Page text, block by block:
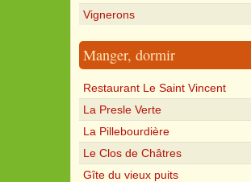
Vignerons
Manger, dormir
Restaurant Le Saint Vincent
La Presle Verte
La Pillebourdière
Le Clos de Châtres
Gîte du vieux puits